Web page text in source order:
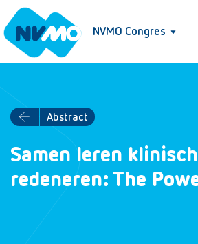
NVMO Congres
Abstract
Samen leren klinisch
redeneren: The